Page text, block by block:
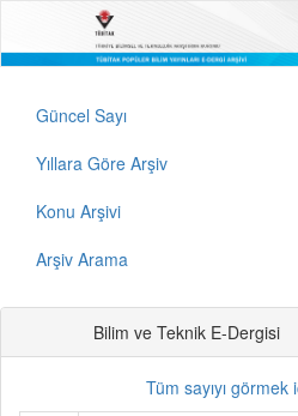
Güncel Sayı
Yıllara Göre Arşiv
Konu Arşivi
Arşiv Arama
Bilim ve Teknik E-Dergisi
Tüm sayıyı görmek